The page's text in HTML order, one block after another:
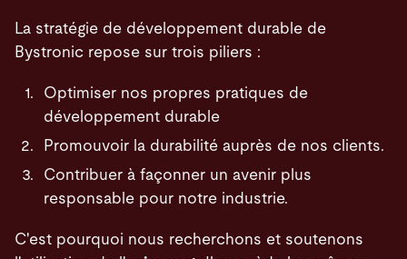
La stratégie de développement durable de
Bystronic repose sur trois piliers :
Optimiser nos propres pratiques de
développement durable
Promouvoir la durabilité auprès de nos clients.
Contribuer à façonner un avenir plus
responsable pour notre industrie.
C'est pourquoi nous recherchons et soutenons